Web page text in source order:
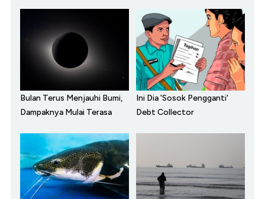
Bulan Terus Menjauhi Bumi,
Dampaknya Mulai Terasa
Ini Dia 'Sosok Pengganti'
Debt Collector